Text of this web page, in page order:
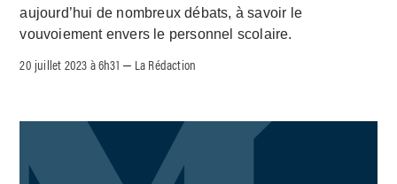
aujourd’hui de nombreux débats, à savoir le
vouvoiement envers le personnel scolaire.
20 juillet 2023 à 6h31 – La Rédaction